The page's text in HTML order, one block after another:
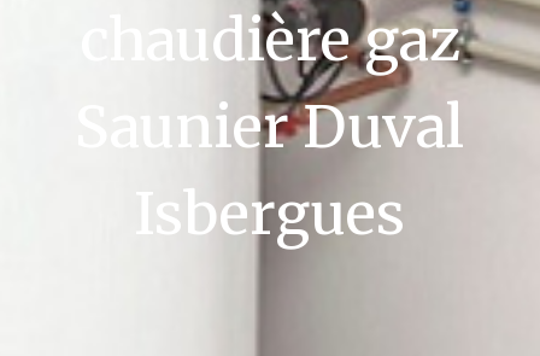
chaudière gaz
Saunier Duval
Isbergues